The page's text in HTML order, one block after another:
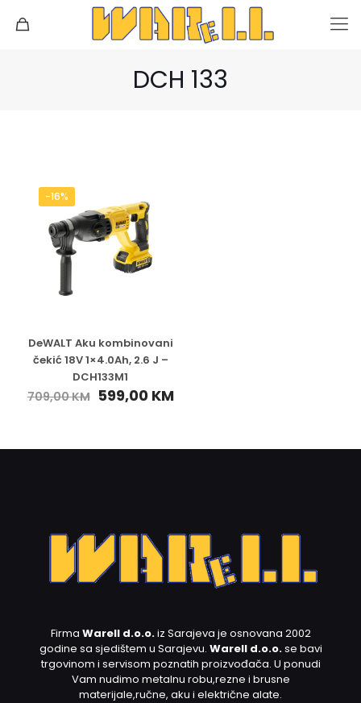
DCH 133
-16%
DeWALT Aku kombinovani
čekić 18V 1×4.0Ah, 2.6 J –
DCH133M1
709,00KM 599,00 KM
Firma Warell d.o.o.iz Sarajeva je osnovana 2002
godine sa sjedištem u Sarajevu. Warell d.o.o.se bavi
trgovinom i servisom poznatih proizvođača. U ponudi
Vam nudimo metalnu robu,rezne i brusne
materijale,ručne, aku i električne alate.